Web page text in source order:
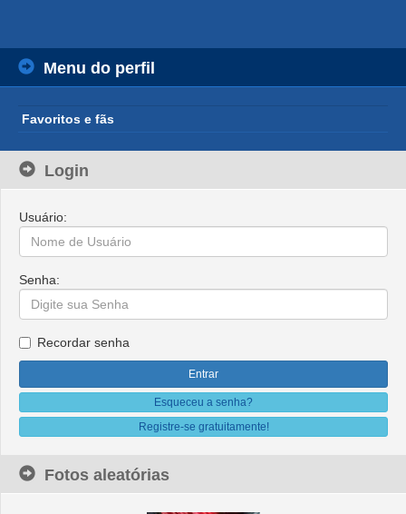
Menu do perfil
Favoritos e fãs
Login
Usuário:
Senha:
Recordar senha
Esqueceu a senha?
Registre-se gratuitamente!
Fotos aleatórias